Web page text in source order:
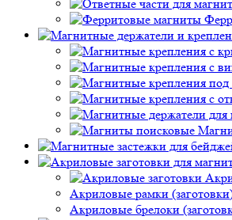
Акриловые рамки
Акриловые брелоки